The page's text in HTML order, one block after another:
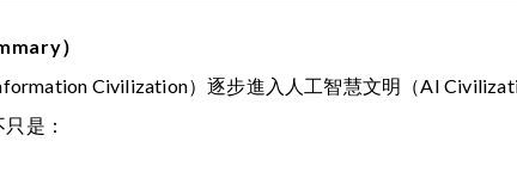
）
Civilization）逐步進入人工智慧文明（AI
是：